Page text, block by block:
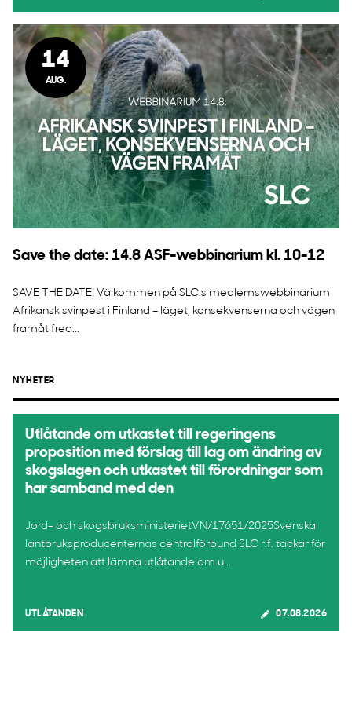
14
AUG.
Save the date: 14.8 ASF-webbinarium kl. 10-12
SAVE THE DATE! Välkommen på SLC:s medlemswebbinarium
Afrikansk svinpest i Finland – läget, konsekvenserna och vägen
framåt fred...
NYHETER
Utlåtande om utkastet till regeringens
proposition med förslag till lag om ändring av
skogslagen och utkastet till förordningar som
har samband med den
Jord- och skogsbruksministerietVN/17651/2025Svenska
lantbruksproducenternas centralförbund SLC r.f. tackar för
möjligheten att lämna utlåtande om u...
UTLÅTANDEN 07.08.2026